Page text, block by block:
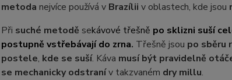
metoda nejvíce používá v Brazílii v oblastech, kde jsou
Při suché metodě sekávové třešně po sklizni suší
postupně vstřebávají do zrna. Třešně jsou po sběru
postele, kde se suší. Káva musí být pravidelně
se mechanicky odstranív takzvaném dry millu.